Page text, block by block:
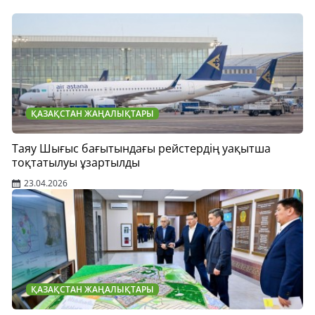
ҚАЗАҚСТАН ЖАҢАЛЫҚТАРЫ
Таяу Шығыс бағытындағы рейстердің уақытша
тоқтатылуы ұзартылды
23.04.2026
ҚАЗАҚСТАН ЖАҢАЛЫҚТАРЫ